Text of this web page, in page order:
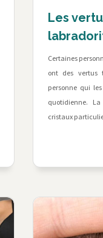
Les
Certaines
ont des vertus
personne qui
quotidienne.
cristaux